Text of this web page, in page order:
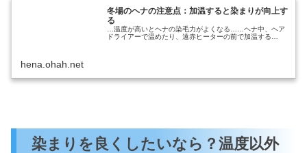
冬場のヘナの注意点：加温すると染まりが向上す
る
…温度が高いとヘナの染毛力がよくなる……ヘナ中、ヘア
ドライアーで温めたり、遠赤ヒーターの前で加温する…
hena.ohah.net
染まりを良くしたいなら？温度以外